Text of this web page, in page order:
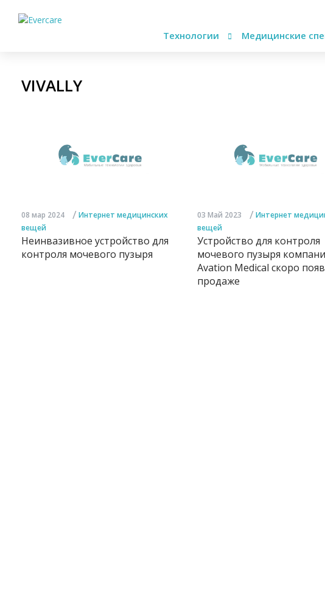
Технологии Медицинские
VIVALLY
08 мар 2024 / Интернет медицинских
вещей
Неинвазивное устройство для
контроля мочевого пузыря
03 Май 2023 / Интернет
вещей
Устройство для контроля
мочевого пузыря
Avation Medical скоро
продаже